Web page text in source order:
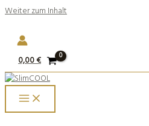
Weiter zum Inhalt
0,00€